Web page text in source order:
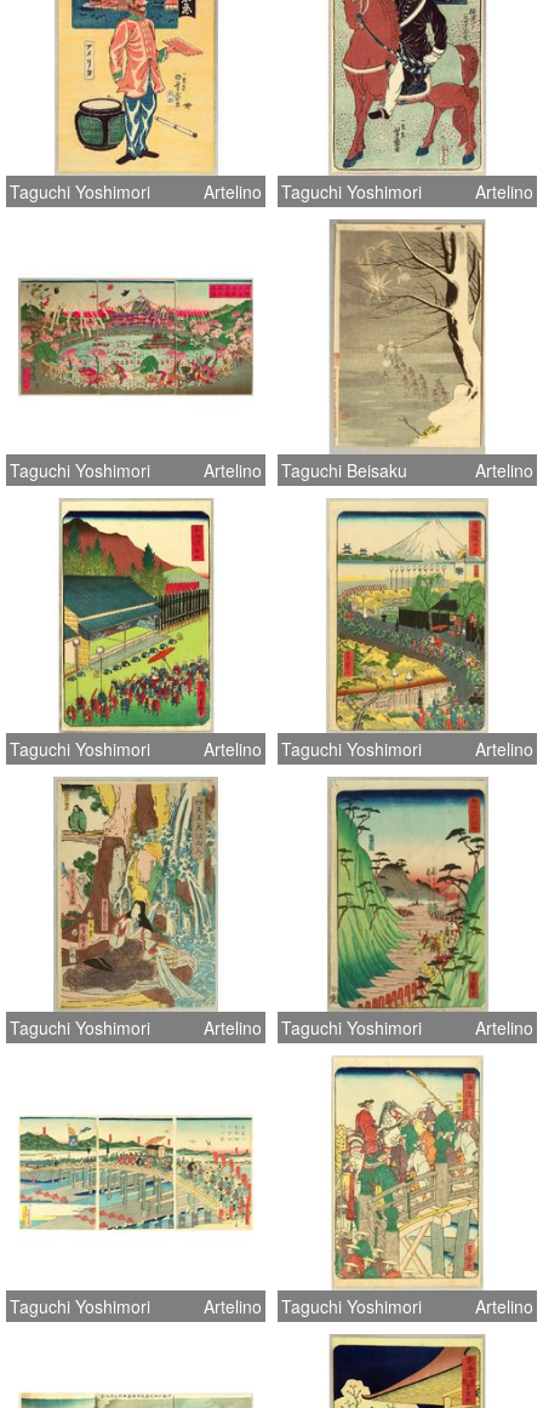
Taguchi Yoshimori Artelino Taguchi Yoshimori Artelino
Taguchi Yoshimori Artelino Taguchi Beisaku Artelino
Taguchi Yoshimori Artelino Taguchi Yoshimori Artelino
Taguchi Yoshimori Artelino Taguchi Yoshimori Artelino
Taguchi Yoshimori Artelino Taguchi Yoshimori Artelino